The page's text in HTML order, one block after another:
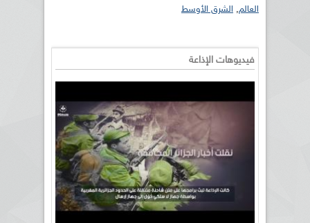
العالم, الشرق الأوسط
فيديوهات الإذاعة